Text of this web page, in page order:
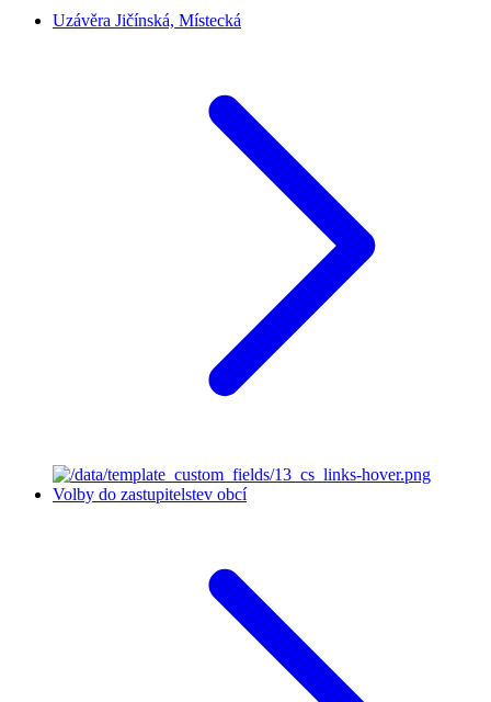
Uzávěra Jičínská, Místecká
Volby do zastupitelstev obcí